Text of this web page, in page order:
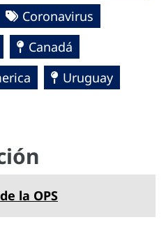
Coronavirus
Canadá
Uruguay
la OPS